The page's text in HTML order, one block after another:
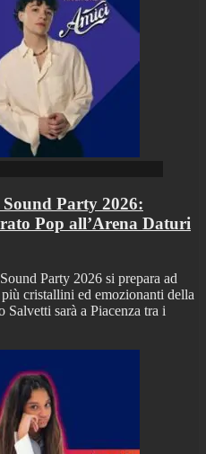
Party 2026:
Pop all’Arena Daturi
Party 2026 si prepara ad
cristallini ed emozionanti della
Salvetti sarà a Piacenza tra i